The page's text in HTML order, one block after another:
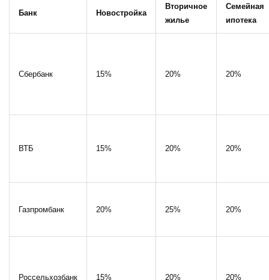
Банк Новостройка
Вторичное
жилье
Семейная
ипотека
Сбербанк 15% 20% 20%
ВТБ 15% 20% 20%
Газпромбанк 20% 25% 20%
Россельхозбанк 15% 20% 20%